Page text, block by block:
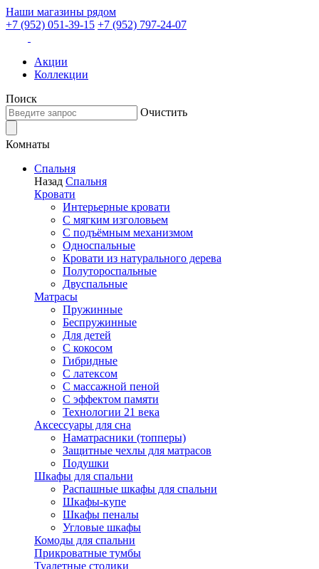
Наши магазины рядом
+7 (952) 051-39-15 +7 (952) 797-24-07
Акции
Коллекции
Поиск
Очистить
Комнаты
Спальня
Назад Спальня
Кровати
Интерьерные кровати
С мягким изголовьем
С подъёмным механизмом
Односпальные
Кровати из натурального дерева
Полутороспальные
Двуспальные
Матрасы
Пружинные
Беспружинные
Для детей
C кокосом
Гибридные
С латексом
С массажной пеной
С эффектом памяти
Технологии 21 века
Аксессуары для сна
Наматрасники (топперы)
Защитные чехлы для матрасов
Подушки
Шкафы для спальни
Распашные шкафы для спальни
Шкафы-купе
Шкафы пеналы
Угловые шкафы
Комоды для спальни
Прикроватные тумбы
Туалетные столики